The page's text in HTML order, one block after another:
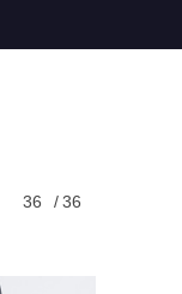
36 / 36